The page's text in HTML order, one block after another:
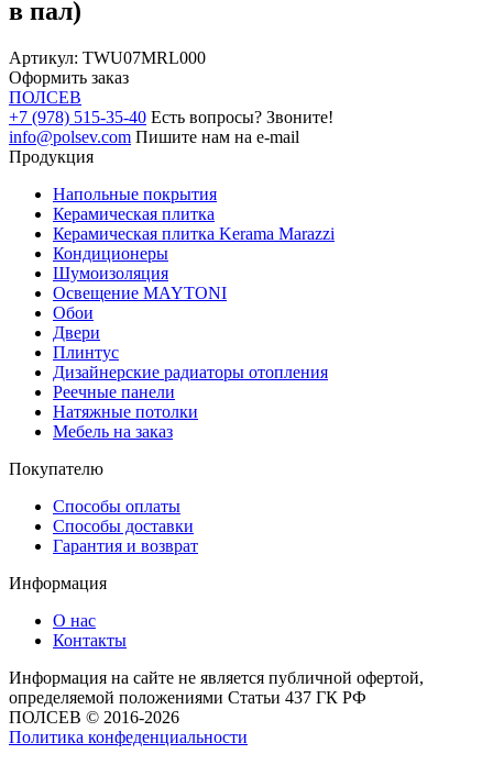
в пал)
Артикул: TWU07MRL000
Оформить заказ
ПОЛСЕВ
+7 (978) 515-35-40 Есть вопросы? Звоните!
info@polsev.com Пишите нам на e-mail
Продукция
Напольные покрытия
Керамическая плитка
Керамическая плитка Kerama Marazzi
Кондиционеры
Шумоизоляция
Освещение MAYTONI
Обои
Двери
Плинтус
Дизайнерские радиаторы отопления
Реечные панели
Натяжные потолки
Мебель на заказ
Покупателю
Способы оплаты
Способы доставки
Гарантия и возврат
Информация
О нас
Контакты
Информация на сайте не является публичной офертой,
определяемой положениями Статьи 437 ГК РФ
ПОЛСЕВ © 2016-2026
Политика конфеденциальности